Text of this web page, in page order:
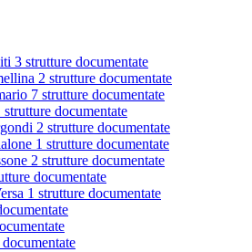
3 strutture documentate
2 strutture documentate
7 strutture documentate
strutture documentate
2 strutture documentate
1 strutture documentate
2 strutture documentate
documentate
1 strutture documentate